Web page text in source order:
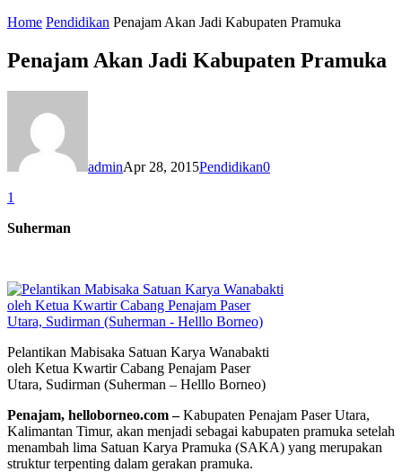
Home Pendidikan Penajam Akan Jadi Kabupaten Pramuka
Penajam Akan Jadi Kabupaten Pramuka
adminApr 28, 2015Pendidikan0
1
Suherman
Pelantikan Mabisaka Satuan Karya Wanabakti
oleh Ketua Kwartir Cabang Penajam Paser
Utara, Sudirman (Suherman – Helllo Borneo)
Penajam, helloborneo.com –Kabupaten Penajam Paser Utara,
Kalimantan Timur, akan menjadi sebagai kabupaten pramuka setelah
menambah lima Satuan Karya Pramuka (SAKA) yang merupakan
struktur terpenting dalam gerakan pramuka.